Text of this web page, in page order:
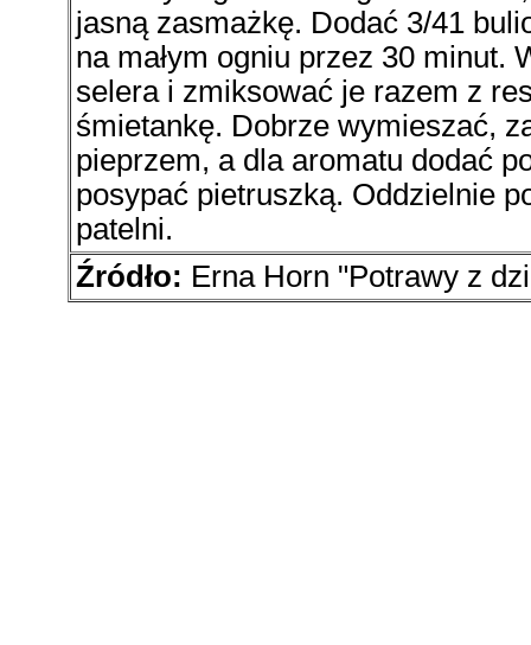
jasną zasmażkę. Dodać 3/41
na małym ogniu przez 30 minut.
selera i zmiksować je razem z
śmietankę. Dobrze wymieszać,
pieprzem, a dla aromatu dodać
posypać pietruszką. Oddzielnie
patelni.
Źródło: Erna Horn "Potrawy z